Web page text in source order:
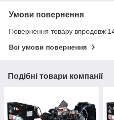
Умови повернення
Повернення товару впродовж
Всі умови повернення
Подібні товари компанії